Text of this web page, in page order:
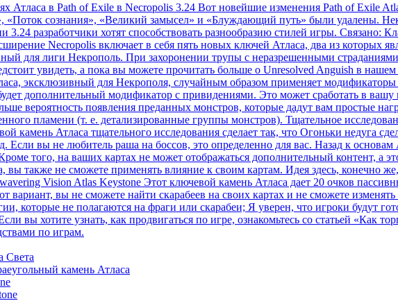
Атласа в Path of Exile в Necropolis 3.24 Вот новейшие изменения Path of Exile
«Поток сознания», «Великий замысел» и «Блуждающий путь» были удалены.
3.24 разработчики хотят способствовать разнообразию стилей игры. Связано:
Necropolis включает в себя пять новых ключей Атласа, два из
для лиги Некрополь. При захоронении трупы с неразрешенными
увидеть, а пока вы можете прочитать больше о Unresolved Anguish в
эксклюзивный для Некрополя, случайным образом применяет
дополнительный модификатор с привидениями. Это может сработать в
вероятность появления преданных монстров, которые дадут вам простые
пламени (т. е. детализированные группы монстров). Тщательное
камень Атласа тщательного исследования сделает так, что Огоньки недуга
Если вы не любитель раша на боссов, это определенно для вас. Назад к
того, на ваших картах не может отображаться дополнительный контент, а
вы также не сможете применять влияние к своим картам. Идея здесь, конечно
Vision Atlas Keystone Этот ключевой камень Атласа дает 20 очков
вариант, вы не сможете найти скарабеев на своих картах и ​​не сможете
которые не полагаются на фраги или скарабеи; Я уверен, что игроки будут
вы хотите узнать, как продвигаться по игре, ознакомьтесь со статьей «Как
по играм.
Света
камень Атласа